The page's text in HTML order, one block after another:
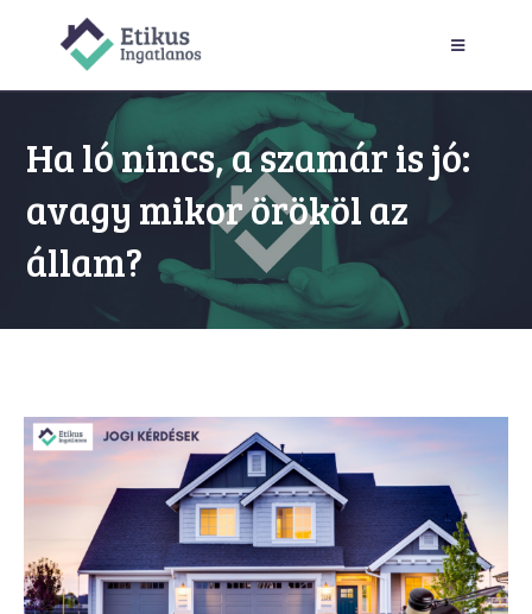
Ha ló nincs, a szamár is jó:
avagy mikor örököl az
állam?